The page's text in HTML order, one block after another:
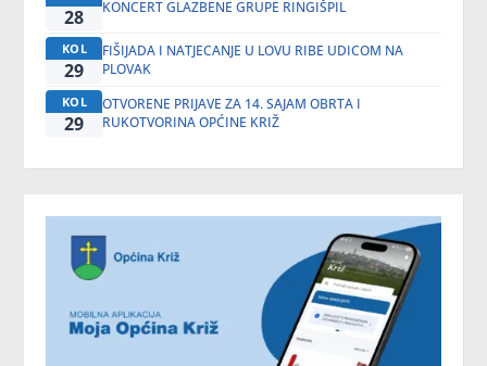
28 KONCERT GLAZBENE GRUPE RINGIŠPIL
KOL
29
FIŠIJADA I NATJECANJE U LOVU RIBE UDICOM NA
PLOVAK
KOL
29
OTVORENE PRIJAVE ZA 14. SAJAM OBRTA I
RUKOTVORINA OPĆINE KRIŽ